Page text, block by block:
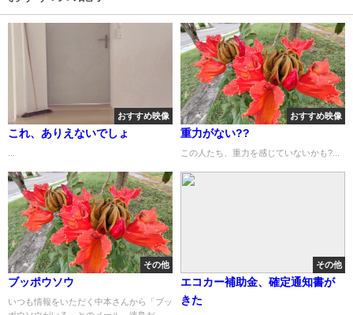
おすすめ映像
これ、ありえないでしょ
おすすめ映像
重力がない??
この人たち、重力を感じていないかも?...
その他
ブッポウソウ
いつも情報をいただく中本さんから「ブッ
その他
エコカー補助金、確定通知書が
きた